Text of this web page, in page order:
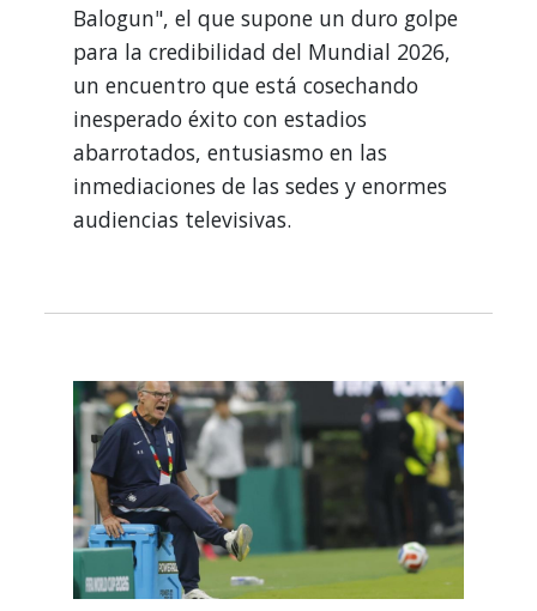
Balogun", el que supone un duro golpe
para la credibilidad del Mundial 2026,
un encuentro que está cosechando
inesperado éxito con estadios
abarrotados, entusiasmo en las
inmediaciones de las sedes y enormes
audiencias televisivas.